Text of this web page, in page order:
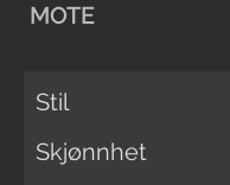
MOTE
Stil
Skjønnhet